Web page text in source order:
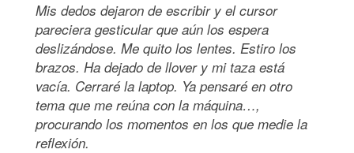
Mis dedos dejaron de escribir y el cursor
pareciera gesticular que aún los espera
deslizándose. Me quito los lentes. Estiro los
brazos. Ha dejado de llover y mi taza está
vacía. Cerraré la laptop. Ya pensaré en otro
tema que me reúna con la máquina…,
procurando los momentos en los que medie la
reflexión.